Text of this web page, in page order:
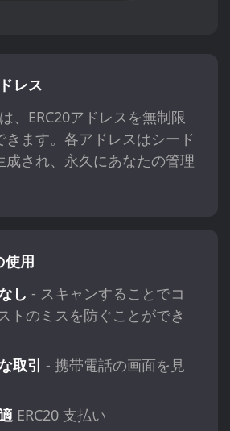
レス
、ERC20アドレスを無制限
きます。各アドレスはシード
成され、永久にあなたの管理
使用
し - スキャンすることでコ
トのミスを防ぐことができ
取引 - 携帯電話の画面を見
ERC20 支払い